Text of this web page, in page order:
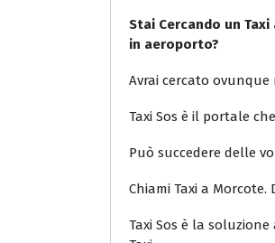
Stai Cercando un
in aeroporto?
Avrai cercato
Taxi Sos è il portale
Può succedere delle
Chiami Taxi a Morcote.
Taxi Sos è la